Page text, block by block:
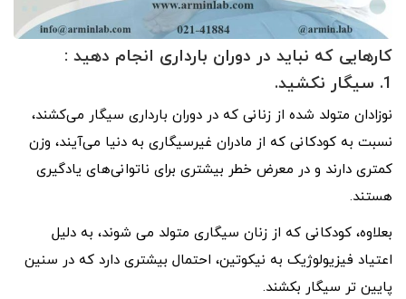
کارهایی که نباید در دوران بارداری انجام دهید :
1. سیگار نکشید.
نوزادان متولد شده از زنانی که در دوران بارداری سیگار می‌کشند،
نسبت به کودکانی که از مادران غیرسیگاری به دنیا می‌آیند، وزن
کمتری دارند و در معرض خطر بیشتری برای ناتوانی‌های یادگیری
هستند.
بعلاوه، کودکانی که از زنان سیگاری متولد می شوند، به دلیل
اعتیاد فیزیولوژیک به نیکوتین، احتمال بیشتری دارد که در سنین
پایین تر سیگار بکشند.